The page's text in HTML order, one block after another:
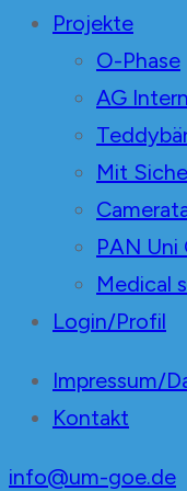
Projekte
O-Phase
AG
Mit
PAN Uni
Medical
Login/Profil
Impressum/
Kontakt
info@um-goe.de